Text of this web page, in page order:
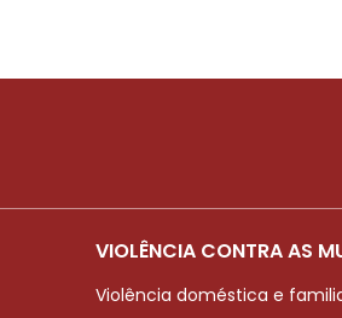
VIOLÊNCIA CONTRA AS
Violência doméstica e